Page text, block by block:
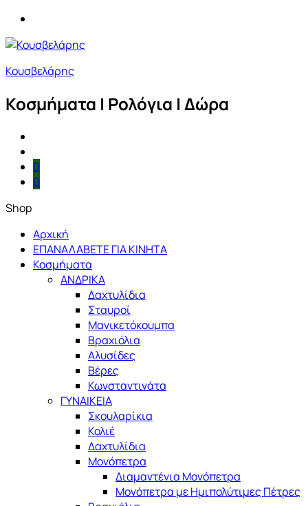
Κουσβελάρης
Κοσμήματα | Ρολόγια | Δώρα
0
0
Shop
Αρχική
ΕΠΑΝΑΛΑΒΕΤΕ ΓΙΑ ΚΙΝΗΤΑ
Κοσμήματα
ΑΝΔΡΙΚΑ
Δαχτυλίδια
Σταυροί
Μανικετόκουμπα
Βραχιόλια
Αλυσίδες
Βέρες
Κωνσταντινάτα
ΓΥΝΑΙΚΕΙΑ
Σκουλαρίκια
Κολιέ
Δαχτυλίδια
Μονόπετρα
Διαμαντένια Μονόπετρα
Μονόπετρα με Ημιπολύτιμες Πέτρες